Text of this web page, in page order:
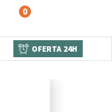
0
OFERTA 24H